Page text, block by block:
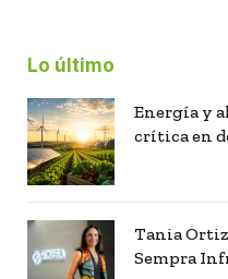
Lo último
Energía y
crítica en
Tania Ortiz
Sempra